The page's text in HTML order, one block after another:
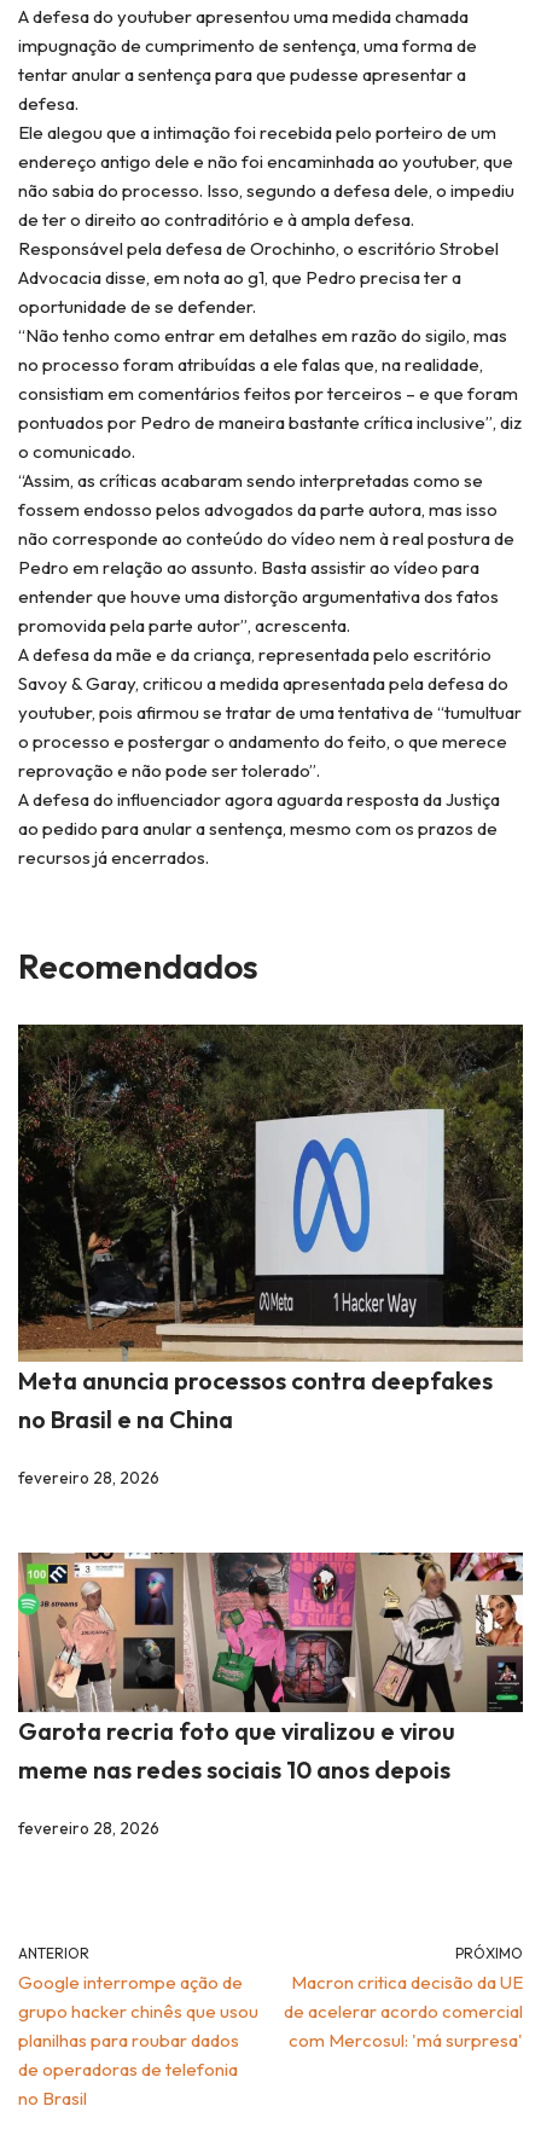
A defesa do youtuber apresentou uma medida chamada
impugnação de cumprimento de sentença, uma forma de
tentar anular a sentença para que pudesse apresentar a
defesa.
Ele alegou que a intimação foi recebida pelo porteiro de um
endereço antigo dele e não foi encaminhada ao youtuber, que
não sabia do processo. Isso, segundo a defesa dele, o impediu
de ter o direito ao contraditório e à ampla defesa.
Responsável pela defesa de Orochinho, o escritório Strobel
Advocacia disse, em nota ao g1, que Pedro precisa ter a
oportunidade de se defender.
“Não tenho como entrar em detalhes em razão do sigilo, mas
no processo foram atribuídas a ele falas que, na realidade,
consistiam em comentários feitos por terceiros – e que foram
pontuados por Pedro de maneira bastante crítica inclusive”, diz
o comunicado.
“Assim, as críticas acabaram sendo interpretadas como se
fossem endosso pelos advogados da parte autora, mas isso
não corresponde ao conteúdo do vídeo nem à real postura de
Pedro em relação ao assunto. Basta assistir ao vídeo para
entender que houve uma distorção argumentativa dos fatos
promovida pela parte autor”, acrescenta.
A defesa da mãe e da criança, representada pelo escritório
Savoy & Garay, criticou a medida apresentada pela defesa do
youtuber, pois afirmou se tratar de uma tentativa de “tumultuar
o processo e postergar o andamento do feito, o que merece
reprovação e não pode ser tolerado”.
A defesa do influenciador agora aguarda resposta da Justiça
ao pedido para anular a sentença, mesmo com os prazos de
recursos já encerrados.
Recomendados
Meta anuncia processos contra deepfakes
no Brasil e na China
fevereiro 28, 2026
Garota recria foto que viralizou e virou
meme nas redes sociais 10 anos depois
fevereiro 28, 2026
ANTERIOR
Google interrompe ação de
grupo hacker chinês que usou
planilhas para roubar dados
de operadoras de telefonia
no Brasil
PRÓXIMO
Macron critica decisão da UE
de acelerar acordo comercial
com Mercosul: 'má surpresa'